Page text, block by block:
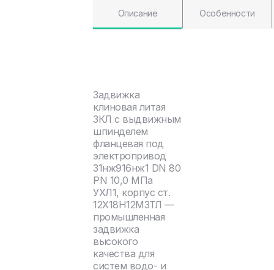
Описание Особенности
Задвижка
клиновая литая
ЗКЛ с выдвижным
шпинделем
фланцевая под
электропривод
31нж916нж1 DN 80
PN 10,0 МПа
УХЛ1, корпус ст.
12Х18Н12М3ТЛ —
промышленная
задвижка
высокого
качества для
систем водо- и